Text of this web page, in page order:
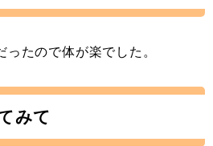
たので体が楽でした。
みて